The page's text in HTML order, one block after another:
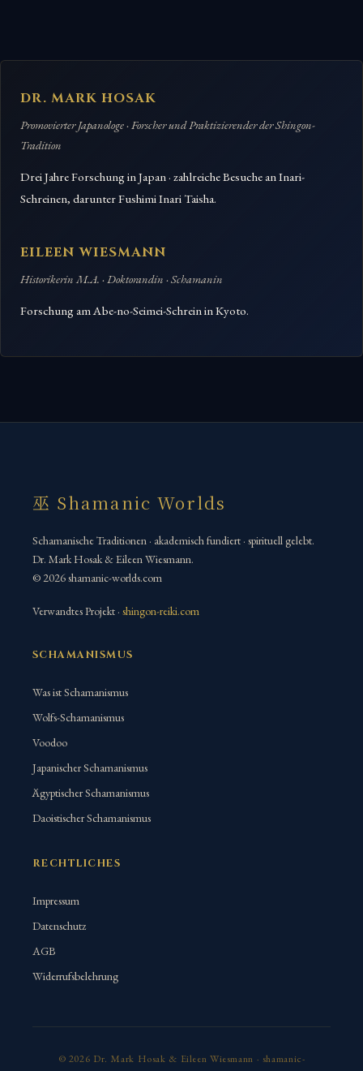
DR. MARK HOSAK
Promovierter Japanologe · Forscher und Praktizierender der Shingon-
Tradition
Drei Jahre Forschung in Japan · zahlreiche Besuche an Inari-
Schreinen, darunter Fushimi Inari Taisha.
EILEEN WIESMANN
Historikerin M.A. · Doktorandin · Schamanin
Forschung am Abe-no-Seimei-Schrein in Kyoto.
巫 Shamanic Worlds
Schamanische Traditionen · akademisch fundiert · spirituell gelebt.
Dr. Mark Hosak & Eileen Wiesmann.
© 2026 shamanic-worlds.com
Verwandtes Projekt · shingon-reiki.com
SCHAMANISMUS
Was ist Schamanismus
Wolfs-Schamanismus
Voodoo
Japanischer Schamanismus
Ägyptischer Schamanismus
Daoistischer Schamanismus
RECHTLICHES
Impressum
Datenschutz
AGB
Widerrufsbelehrung
© 2026 Dr. Mark Hosak & Eileen Wiesmann · shamanic-